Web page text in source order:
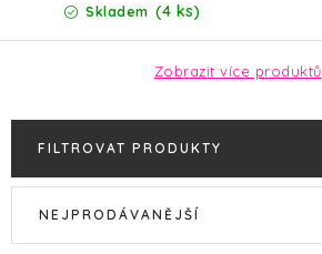
Skladem (4 ks)
Zobrazit více produktů
FILTROVAT PRODUKTY
NEJPRODÁVANĚJŠÍ